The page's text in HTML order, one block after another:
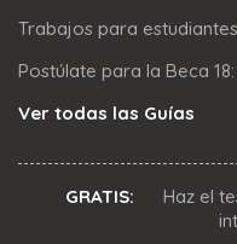
Trabajos para
Postúlate para la Beca
Ver todas las Guías
GRATIS: Haz el